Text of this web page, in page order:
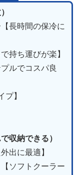
長時間の保冷に
持ち運びが楽】
ルでコスパ良
プ】
収納できる）
出に最適】
ソフトクーラー